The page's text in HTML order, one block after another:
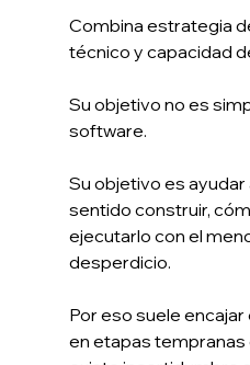
Combina estrategia
técnico y capacidad
Su objetivo no es
software.
Su objetivo es
sentido construir,
ejecutarlo con el
desperdicio.
Por eso suele
en etapas